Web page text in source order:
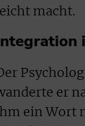
macht.
er
ein Wort